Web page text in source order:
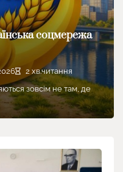
соцмережа
2 хв.читання
зовсім не там, де